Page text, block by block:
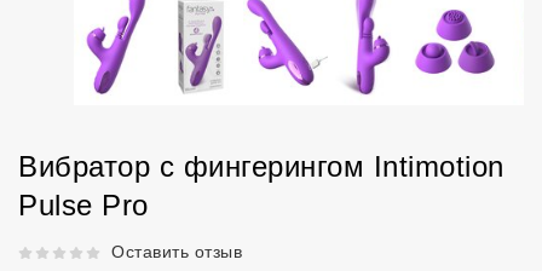
Вибратор с фингерингом Intimotion
Pulse Pro
Рейтинг 5 из 5.Оставить отзыв